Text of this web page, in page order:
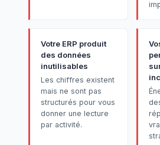
Votre ERP produit
des données
inutilisables
Les chiffres existent
mais ne sont pas
structurés pour vous
donner une lecture
par activité.